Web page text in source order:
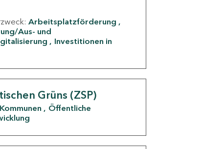
Arbeitsplatzförderung
Aus- und
Investitionen in
Grüns (ZSP)
Kommunen
Öffentliche